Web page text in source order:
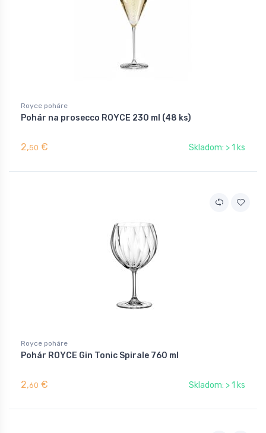
Royce poháre
Pohár na prosecco ROYCE 230 ml (48 ks)
2,50 € Skladom: > 1 ks
Royce poháre
Pohár ROYCE Gin Tonic Spirale 760 ml
2,60 € Skladom: > 1 ks